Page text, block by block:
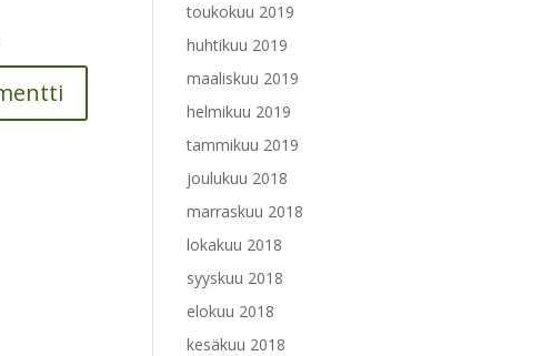
toukokuu 2019
huhtikuu 2019
maaliskuu 2019
helmikuu 2019
tammikuu 2019
joulukuu 2018
marraskuu 2018
lokakuu 2018
syyskuu 2018
elokuu 2018
kesäkuu 2018